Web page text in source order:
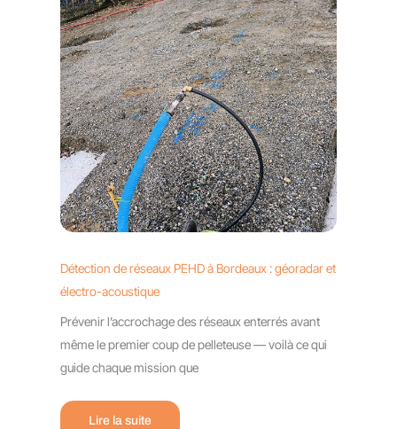
Détection de réseaux PEHD à Bordeaux : géoradar et
électro-acoustique
Prévenir l’accrochage des réseaux enterrés avant
même le premier coup de pelleteuse — voilà ce qui
guide chaque mission que
Lire la suite